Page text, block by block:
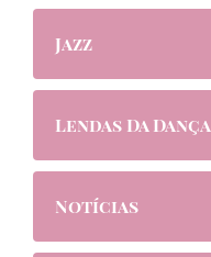
Jazz
Lendas Da Dança
Notícias